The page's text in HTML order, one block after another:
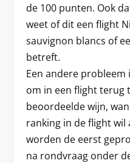
de 100 punten. Ook
weet of dit een flight
sauvignon blancs of
betreft.
Een andere
om in een flight terug
beoordeelde wijn,
ranking in de flight wil
worden de eerst
na rondvraag onder